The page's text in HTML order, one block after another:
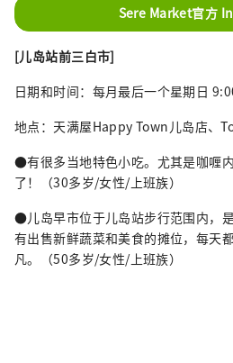
Sere Market官方
[儿岛站前三白市]
日期和时间：每月最后一个星期日
地点：天满屋Happy Town儿岛店、
●有很多当地特色小吃。尤其是咖喱
了！（30多岁/女性/上班族）
●儿岛早市位于儿岛站步行范围内，
有出售新鲜蔬菜和美食的摊位，每天
凡。（50多岁/女性/上班族）